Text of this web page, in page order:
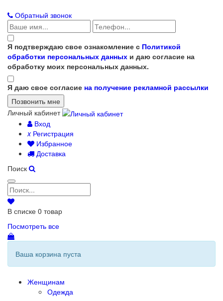
Обратный звонок
Я подтверждаю свое ознакомление с Политикой
обработки персональных данных и даю согласие на
обработку моих персональных данных.
Я даю свое согласие на получение рекламной рассылки
Личный кабинет
Вход
xРегистрация
Избранное
Доставка
Поиск
В списке 0 товар
Посмотреть все
Ваша корзина пуста
Женщинам
Одежда